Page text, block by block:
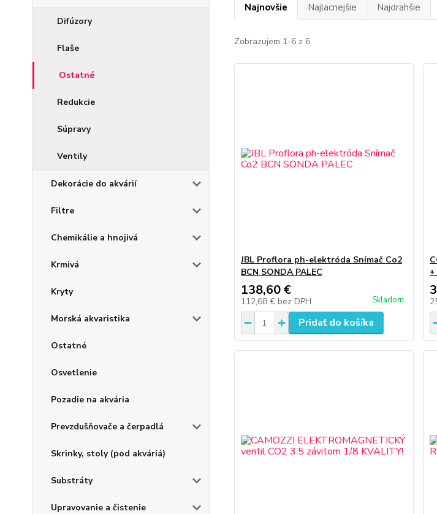
Difúzory
Flaše
Ostatné
Redukcie
Súpravy
Ventily
Dekorácie do akvárií
Filtre
Chemikálie a hnojivá
Krmivá
Kryty
Morská akvaristika
Ostatné
Osvetlenie
Pozadie na akvária
Prevzdušňovače a čerpadlá
Skrinky, stoly (pod akváriá)
Substráty
Upravovanie a čistenie
Najnovšie Najlacnejšie Najdrahšie
Zobrazujem 1-6 z 6
JBL Proflora ph-elektróda Snímač Co2
BCN SONDA PALEC
138,60 €
112,68 € bez DPH Skladom
Pridať do košíka